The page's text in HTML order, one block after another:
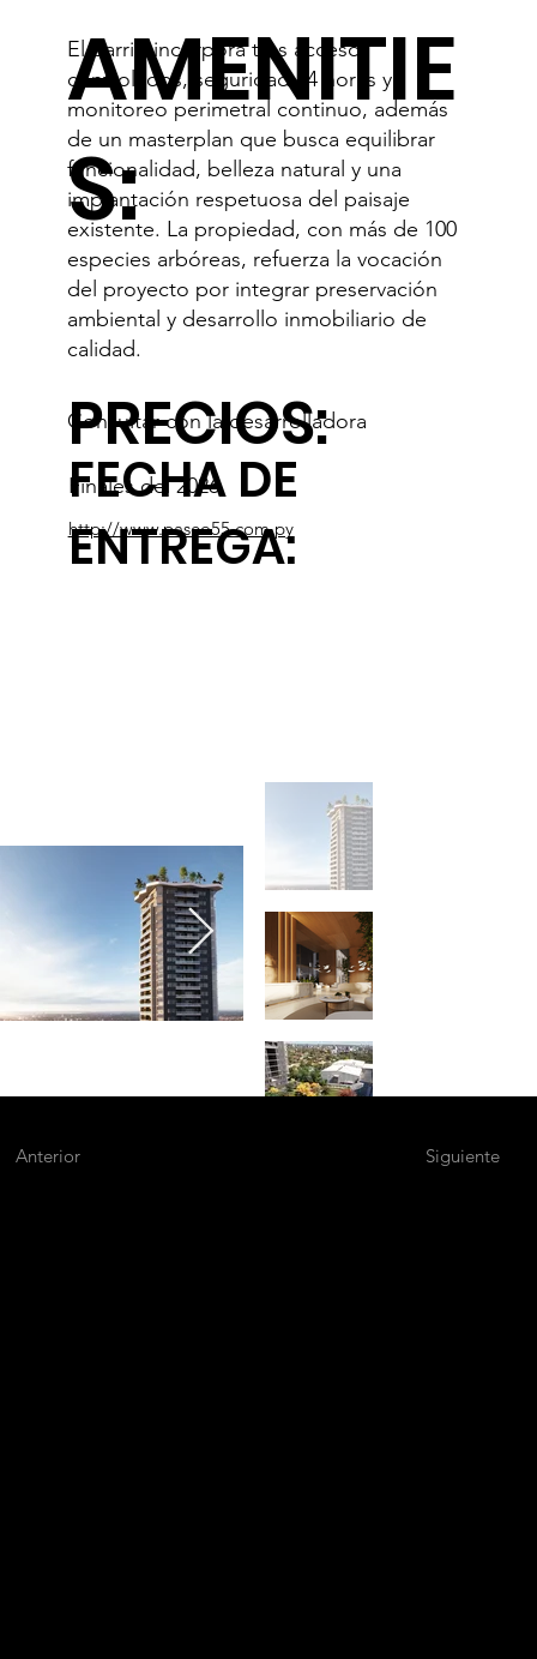
http://www.paseo55.com.py
FECHA DE
ENTREGA:
Finales del 2026
PRECIOS:
Consultar con la desarrolladora
AMENITIE
S:
El barrio incorpora tres accesos
controlados, seguridad 24 horas y
monitoreo perimetral continuo, además
de un masterplan que busca equilibrar
funcionalidad, belleza natural y una
implantación respetuosa del paisaje
existente. La propiedad, con más de 100
especies arbóreas, refuerza la vocación
del proyecto por integrar preservación
ambiental y desarrollo inmobiliario de
calidad.
Anterior Siguiente